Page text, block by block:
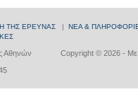
ΤΗΣ ΕΡΕΥΝΑΣ | ΝΕΑ &
Copyright © 2026 - Με
Αθηνών